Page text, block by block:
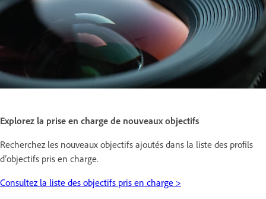
Explorez la prise en charge de nouveaux objectifs
Recherchez les nouveaux objectifs ajoutés dans la liste des profils
d’objectifs pris en charge.
Consultez la liste des objectifs pris en charge >